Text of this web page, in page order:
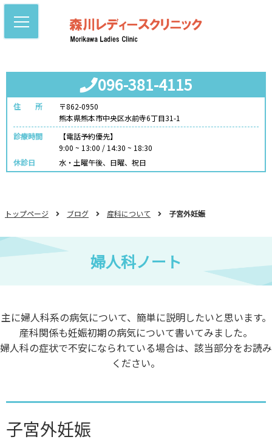
096-381-4115
住 所
〒862-0950
熊本県熊本市中央区水前寺6丁目31-1
診療時間
【電話予約優先】
9:00 ~ 13:00 / 14:30 ~ 18:30
休診日
水・土曜午後、日曜、祝日
トップページ ブログ 産科について 子宮外妊娠
婦人科ノート
主に婦人科系の病気について、簡単に説明したいと思います。
産科関係も妊娠初期の病気について書いてみました。
婦人科の症状で不安になられている場合は、該当部分をお読み
ください。
子宮外妊娠